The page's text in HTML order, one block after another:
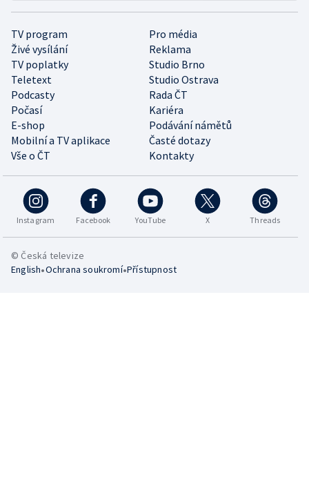
TV program
Pro média
Živé vysílání
Reklama
TV poplatky
Studio Brno
Teletext
Studio Ostrava
Podcasty
Rada ČT
Počasí
Kariéra
E-shop
Podávání námětů
Mobilní a TV aplikace
Časté dotazy
Vše o ČT
Kontakty
Instagram Facebook YouTube X Threads
© Česká televize
English•Ochrana soukromí•Přístupnost